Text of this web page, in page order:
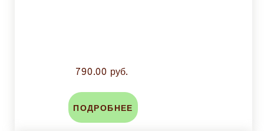
790.00 руб.
ПОДРОБНЕЕ